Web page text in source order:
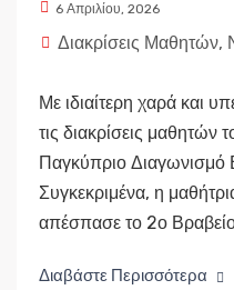
6 Απριλίου, 2026
Διακρίσεις Μαθητών,
Με ιδιαίτερη χαρά και
τις διακρίσεις μαθητών
Παγκύπριο Διαγωνισμό
Συγκεκριμένα, η
απέσπασε το 2ο
Διαβάστε Περισσότερα